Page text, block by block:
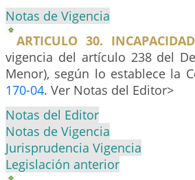
Notas de Vigencia
ARTICULO 30.
vigencia del artículo 238 del
Menor), según lo establece la
170-04. Ver Notas del Editor>
Notas del Editor
Notas de Vigencia
Jurisprudencia Vigencia
Legislación anterior